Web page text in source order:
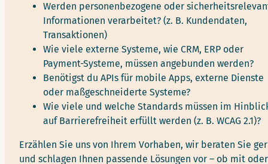
Werden personenbezogene oder
Informationen verarbeitet? (z. B. Kundendaten,
Transaktionen)
Wie viele externe Systeme, wie CRM, ERP oder
Payment-Systeme, müssen angebunden werden?
Benötigst du APIs für mobile Apps, externe Dienste
oder maßgeschneiderte Systeme?
Wie viele und welche Standards müssen im
auf Barrierefreiheit erfüllt werden (z. B. WCAG 2.1)?
Erzählen Sie uns von Ihrem Vorhaben, wir beraten Sie
und schlagen Ihnen passende Lösungen vor – ob mit oder